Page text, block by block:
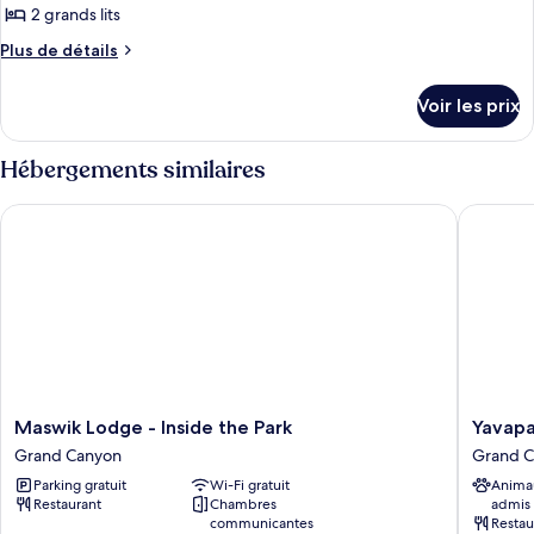
grand
lit
photos
pour
de
chambre :
Chambre
Standard,
2 grands lits
Plus de détails
Plus
le
type
de
chambre
Chambre
Voir les prix
Hébergements similaires
Maswik
Lodge
-
Inside
the
Maswik Lodge - Inside the Park
Grand Canyon
Parking gratuit
Wi-Fi gratuit
Restaurant
Chambres
communicantes
Maswik Lodge - Inside the Park
Yavapai
Lodge
Grand
Canyon
Grand
admis
Yavapai